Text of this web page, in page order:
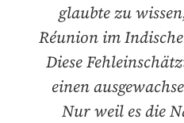
glaubte zu
Réunion im
Diese
einen
Nur weil es die